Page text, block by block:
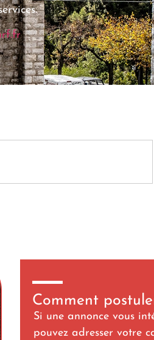
Comment
Si une annonce vous
pouvez adresser votre